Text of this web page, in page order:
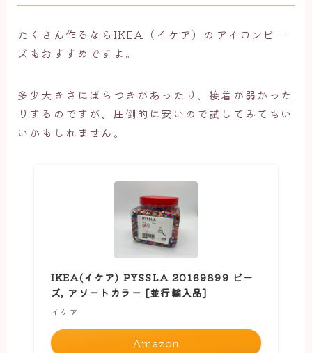
たくさん作るならIKEA（イケア）のアイロンビー
ズもおすすめですよ。
多少大きさにばらつきがあったり、接着が弱かった
りするのですが、圧倒的に安いので試してみてもい
いかもしれません。
IKEA(イケア) PYSSLA 20169899 ビー
ズ, アソートカラー [並行輸入品]
イケア
Amazon